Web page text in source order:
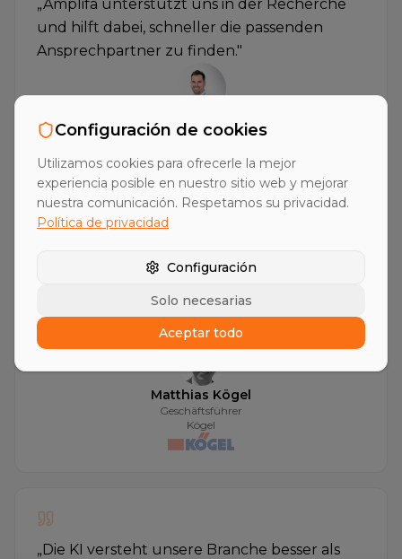
„Amplifa unterstützt uns in der Recherche
und hilft dabei, schneller die passenden
Ansprechpartner zu finden."
Christian Betz
Leiter Vertrieb Geschäftsbereich MTS
Mit Amplifa erreichen wir endlich die
Entscheider in unserer Branche. Ein Game-
Changer für den Maschinenbau.
Matthias Kögel
Geschäftsführer
Kögel
„Die KI versteht unsere Branche besser als
Configuración de cookies
Utilizamos cookies para ofrecerle la mejor
experiencia posible en nuestro sitio web y mejorar
nuestra comunicación. Respetamos su privacidad.
Política de privacidad
Configuración
Solo necesarias
Aceptar todo